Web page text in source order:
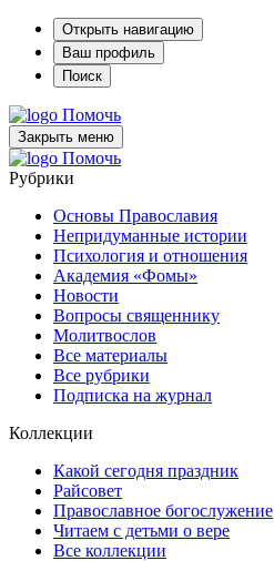
Открыть навигацию
Ваш профиль
Поиск
Помочь
Закрыть меню
Помочь
Рубрики
Основы Православия
Непридуманные истории
Психология и отношения
Академия «Фомы»
Новости
Вопросы священнику
Молитвослов
Все материалы
Все рубрики
Подписка на журнал
Коллекции
Какой сегодня праздник
Райсовет
Православное богослужение
Читаем с детьми о вере
Все коллекции